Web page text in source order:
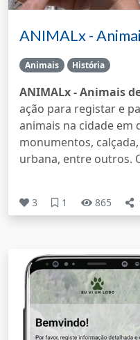
ANIMALx -
Animais História
ANIMALx - Animais
ação para registar e
animais na cidade em
monumentos,
urbana, entre outros.
3 1 865